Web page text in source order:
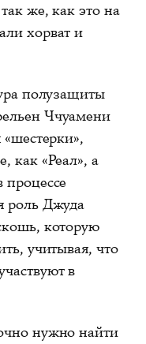
же, как это на
хорват и
полузащиты
Ччуамени
как «Реал», а
роль Джуда
которую
учитывая, что
в
нужно найти